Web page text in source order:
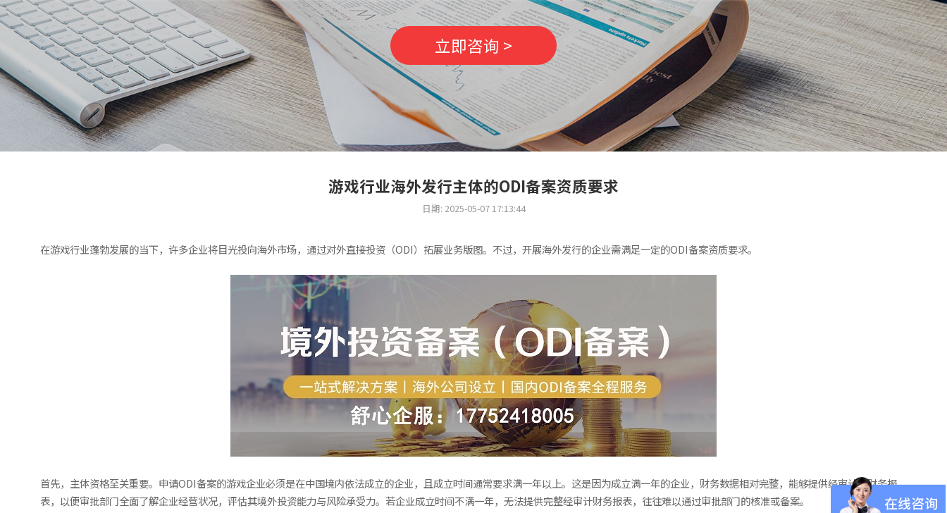
立即咨询 >
游戏行业海外发行主体的ODI备案资质要求
日期: 2025-05-07 17:13:44
在游戏行业蓬勃发展的当下，许多企业将目光投向海外市场，通过对外直接投资（ODI）拓展业务版图。不过，开展海外发行的企业需满足一定的ODI备案资质要求。
首先，主体资格至关重要。申请ODI备案的游戏企业必须是在中国境内依法成立的企业，且成立时间通常要求满一年以上。这是因为成立满一年的企业，财务数据相对完整，能够提供经审计的财务报
表，以便审批部门全面了解企业经营状况，评估其境外投资能力与风险承受力。若企业成立时间不满一年，无法提供完整经审计财务报表，往往难以通过审批部门的核准或备案。